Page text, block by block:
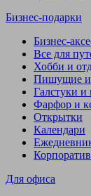
Бизнес-подарки
Бизнес-
Все для
Хобби и
Пишущие
Галстуки и
Фарфор и
Открытки
Календари
Для офиса